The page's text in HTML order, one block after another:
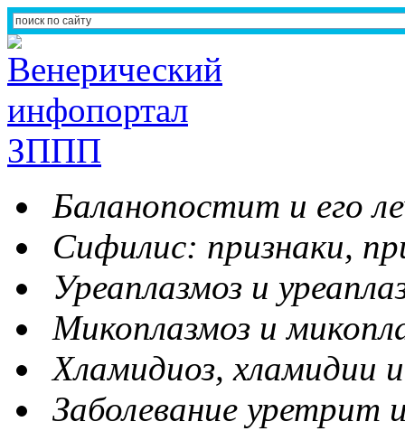
Баланопостит и его
Сифилис: признаки,
Уреаплазмоз и
Микоплазмоз и
Хламидиоз, хламидии
Заболевание уретрит